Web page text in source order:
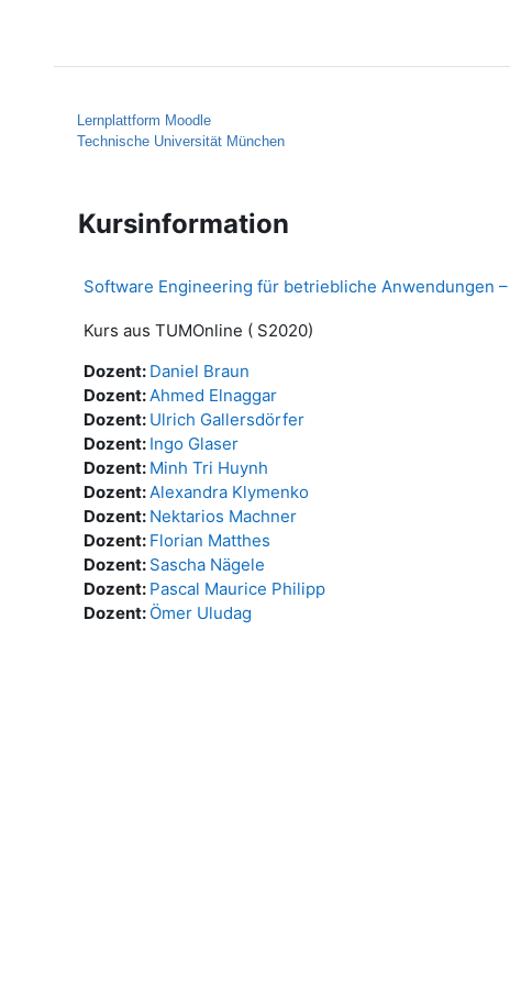
Lernplattform Moodle
Technische Universität München
Kursinformation
Software Engineering für betriebliche Anwendungen
Kurs aus TUMOnline ( S2020)
Dozent: Daniel Braun
Dozent:Ahmed Elnaggar
Dozent: Ulrich Gallersdörfer
Dozent: Ingo Glaser
Dozent: Minh Tri Huynh
Dozent:Alexandra Klymenko
Dozent: Nektarios Machner
Dozent: Florian Matthes
Dozent: Sascha Nägele
Dozent: Pascal Maurice Philipp
Dozent: Ömer Uludag